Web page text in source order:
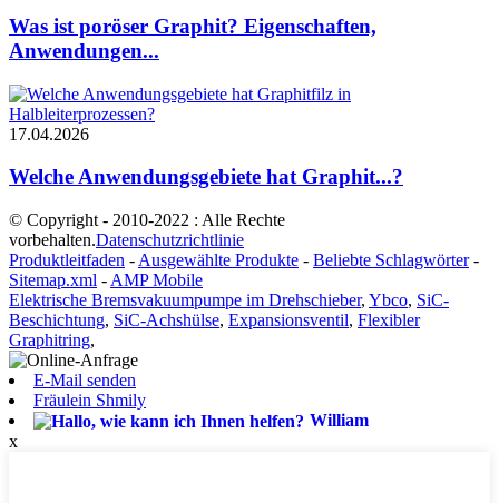
Was ist poröser Graphit? Eigenschaften,
Anwendungen...
17.04.2026
Welche Anwendungsgebiete hat Graphit...?
© Copyright - 2010-2022 : Alle Rechte
vorbehalten.Datenschutzrichtlinie
Produktleitfaden - Ausgewählte Produkte - Beliebte Schlagwörter-
Sitemap.xml - AMP Mobile
Elektrische Bremsvakuumpumpe im Drehschieber, Ybco, SiC-
Beschichtung, SiC-Achshülse, Expansionsventil, Flexibler
Graphitring,
E-Mail senden
Fräulein Shmily
William
x